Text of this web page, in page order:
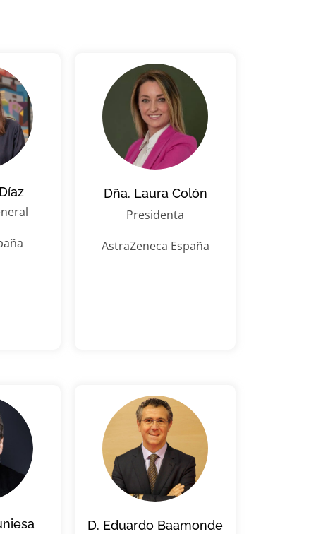
Dña. Laura Colón
Presidenta
AstraZeneca España
D. Eduardo Baamonde